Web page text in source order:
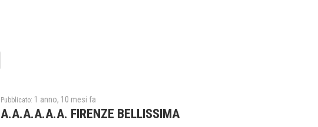
Pubblicato: 1 anno, 10 mesi fa
A.A.A.A.A.A. FIRENZE BELLISSIMA